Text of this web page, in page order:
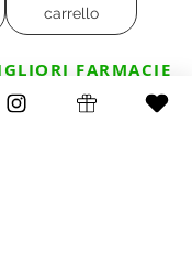
carrello
FARMACIE
più vicino a te